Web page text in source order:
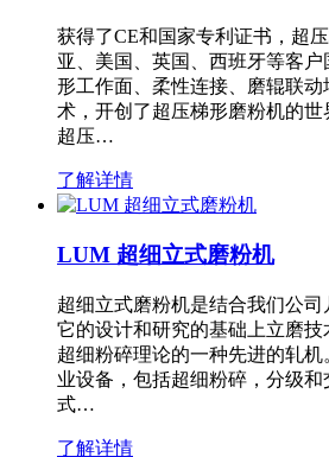
获得了CE和国家专利证书，超
亚、美国、英国、西班牙等客
形工作面、柔性连接、磨辊联
术，开创了超压梯形磨粉机的世
超压…
了解详情
LUM 超细立式磨粉机
超细立式磨粉机是结合我们公司
它的设计和研究的基础上立磨
超细粉碎理论的一种先进的轧
业设备，包括超细粉碎，分级
式…
了解详情